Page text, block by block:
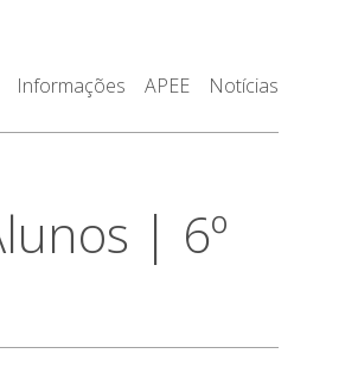
Informações APEE Notícias
| 6º